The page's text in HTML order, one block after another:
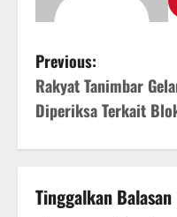
Previous:
Rakyat Tanimbar
Diperiksa Terkait
Tinggalkan Balasan